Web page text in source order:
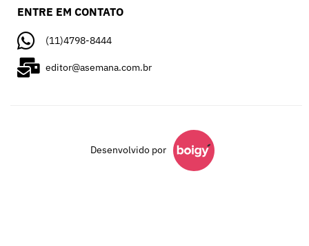
ENTRE EM CONTATO
(11)4798-8444
editor@asemana.com.br
Desenvolvido por